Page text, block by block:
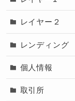
レイヤー２
レンディング
個人情報
取引所